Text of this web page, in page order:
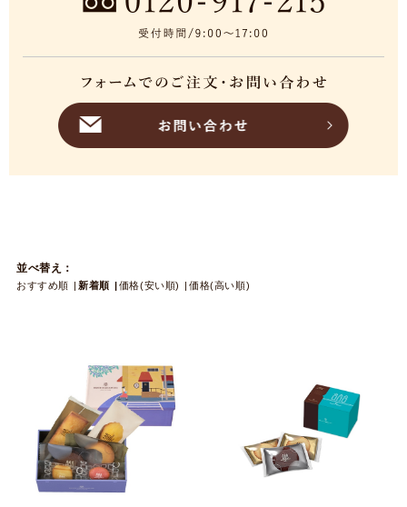
並べ替え：
おすすめ順 新着順 価格(安い順) 価格(高い順)